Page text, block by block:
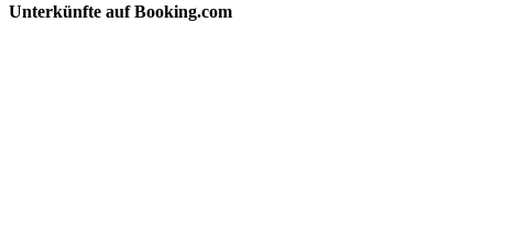
Unterkünfte auf Booking.com